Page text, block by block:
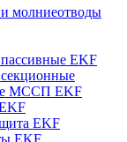
молниеотводы
EKF
МССП EKF
EKF
EKF